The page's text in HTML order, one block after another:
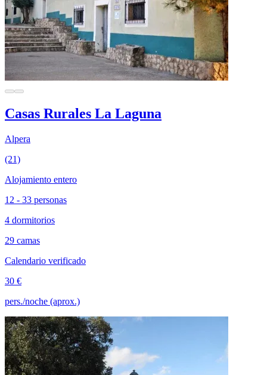
Casas Rurales La Laguna
Alpera
(21)
Alojamiento entero
12 - 33 personas
4 dormitorios
29 camas
Calendario verificado
30 €
pers./noche (aprox.)